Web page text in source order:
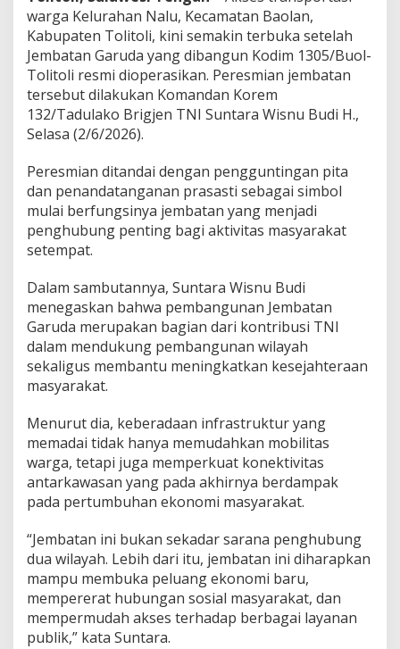
g
a
K
i
n
i
T
L
a
g
i
T
i
s
o
a
s
warga Kelurahan Nalu, Kecamatan Baolan,
Kabupaten Tolitoli, kini semakin terbuka setelah
Jembatan Garuda yang dibangun Kodim 1305/Buol-
Tolitoli resmi dioperasikan. Peresmian jembatan
tersebut dilakukan Komandan Korem
132/Tadulako Brigjen TNI Suntara Wisnu Budi H.,
Selasa (2/6/2026).
Peresmian ditandai dengan pengguntingan pita
dan penandatanganan prasasti sebagai simbol
mulai berfungsinya jembatan yang menjadi
penghubung penting bagi aktivitas masyarakat
setempat.
Dalam sambutannya, Suntara Wisnu Budi
menegaskan bahwa pembangunan Jembatan
Garuda merupakan bagian dari kontribusi TNI
dalam mendukung pembangunan wilayah
sekaligus membantu meningkatkan kesejahteraan
masyarakat.
Menurut dia, keberadaan infrastruktur yang
memadai tidak hanya memudahkan mobilitas
warga, tetapi juga memperkuat konektivitas
antarkawasan yang pada akhirnya berdampak
pada pertumbuhan ekonomi masyarakat.
“Jembatan ini bukan sekadar sarana penghubung
dua wilayah. Lebih dari itu, jembatan ini diharapkan
mampu membuka peluang ekonomi baru,
mempererat hubungan sosial masyarakat, dan
mempermudah akses terhadap berbagai layanan
publik,” kata Suntara.